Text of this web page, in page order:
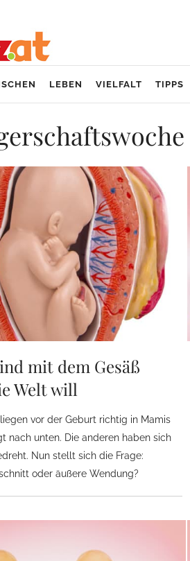
LEBEN VIELFALT TIPPS
mit dem Gesäß
Welt will
vor der Geburt richtig in Mamis
nach unten. Die anderen haben sich
Nun stellt sich die Frage:
oder äußere Wendung?